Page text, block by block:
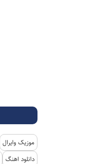
موزیک وایرال
دانلود اهنگ